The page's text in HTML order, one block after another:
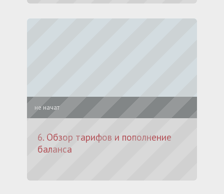
не начат
6. Обзор тарифов и пополнение
баланса